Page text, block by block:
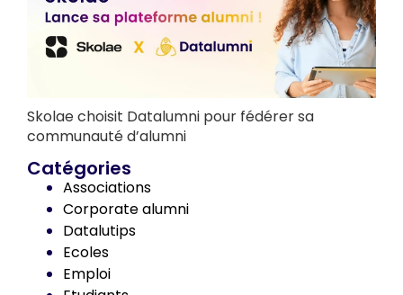
Skolae choisit Datalumni pour fédérer sa
communauté d’alumni
Catégories
Associations
Corporate alumni
Datalutips
Ecoles
Emploi